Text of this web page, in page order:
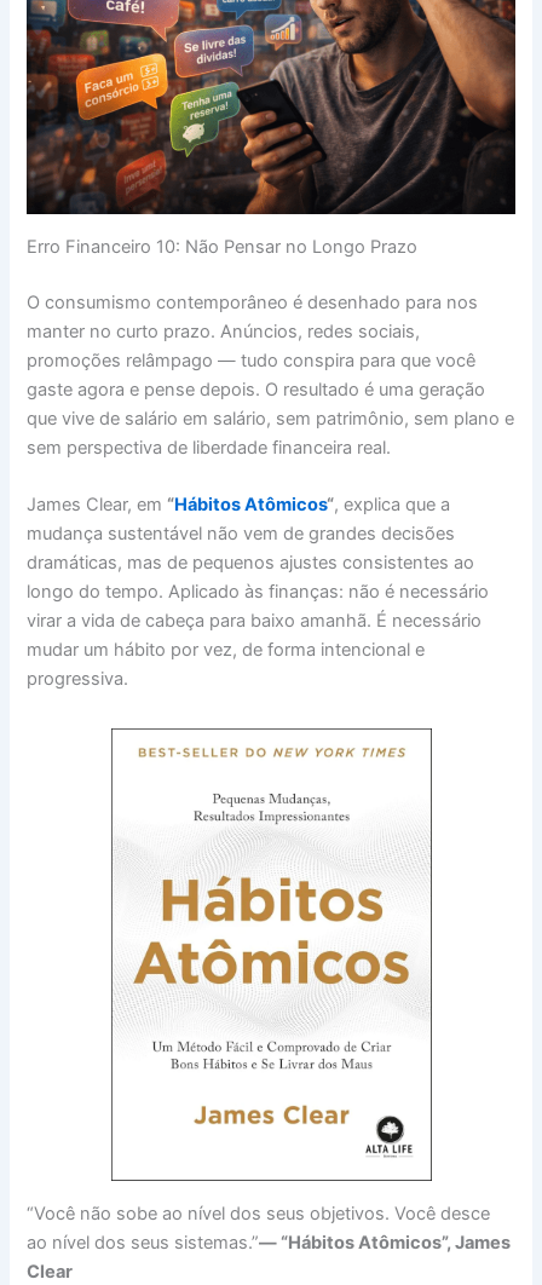
Erro Financeiro 10: Não Pensar no Longo Prazo
O consumismo contemporâneo é desenhado para nos
manter no curto prazo. Anúncios, redes sociais,
promoções relâmpago — tudo conspira para que você
gaste agora e pense depois. O resultado é uma geração
que vive de salário em salário, sem patrimônio, sem plano e
sem perspectiva de liberdade financeira real.
James Clear, em “Hábitos Atômicos“, explica que a
mudança sustentável não vem de grandes decisões
dramáticas, mas de pequenos ajustes consistentes ao
longo do tempo. Aplicado às finanças: não é necessário
virar a vida de cabeça para baixo amanhã. É necessário
mudar um hábito por vez, de forma intencional e
progressiva.
“Você não sobe ao nível dos seus objetivos. Você desce
ao nível dos seus sistemas.”— “Hábitos Atômicos”, James
Clear